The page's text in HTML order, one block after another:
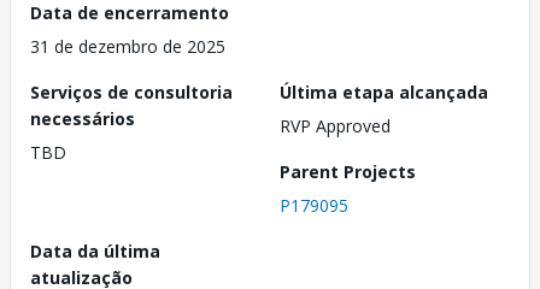
Data de encerramento
31 de dezembro de 2025
Serviços de consultoria
necessários
TBD
Última etapa alcançada
RVP Approved
Parent Projects
P179095
Data da última
atualização